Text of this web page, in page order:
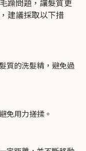
躁問題，讓髮質更
建議採取以下措
質的洗髮精，避免過
免用力搓揉。